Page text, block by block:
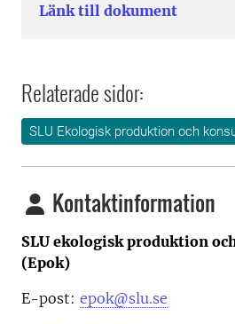
Länk till dokument
Relaterade sidor:
SLU Ekologisk produktion och
Kontaktinformation
SLU ekologisk produktion
(Epok)
E-post: epok@slu.se